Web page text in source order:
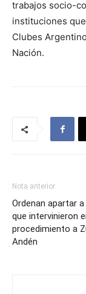
trabajos socio-
instituciones
Clubes
Nación.
Nota anterior
Ordenan apartar
que intervinieron
procedimiento a
Andén